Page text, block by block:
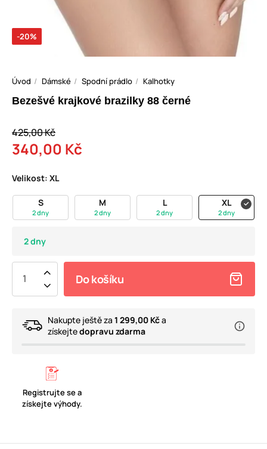
-20%
Úvod Dámské Spodní prádlo Kalhotky
Bezešvé krajkové brazilky 88 černé
425,00 Kč
340,00 Kč
Velikost: XL
S
2 dny
M
2 dny
L
2 dny
XL
2 dny
2 dny
Do košíku
Nakupte ještě za 1 299,00 Kča
získejtedopravu zdarma
Registrujte se a
získejte výhody.